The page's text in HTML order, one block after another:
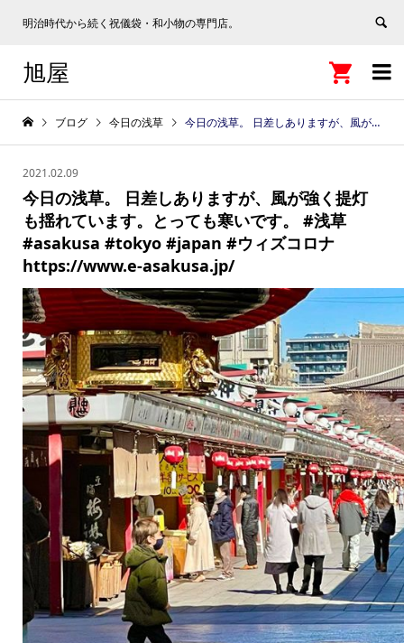
明治時代から続く祝儀袋・和小物の専門店。

旭屋 
ブログ 今日の浅草 今日の浅草。 日差しありますが、風が強く提灯も揺れています。とっても寒いです。 #浅草 #asakusa #tokyo #japan #ウィズコロナ https://www.e-asakusa.jp/
2021.02.09
今日の浅草。 日差しありますが、風が強く提灯
も揺れています。とっても寒いです。 #浅草
#asakusa #tokyo #japan #ウィズコロナ
https://www.e-asakusa.jp/